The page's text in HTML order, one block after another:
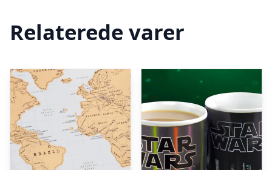
Relaterede varer